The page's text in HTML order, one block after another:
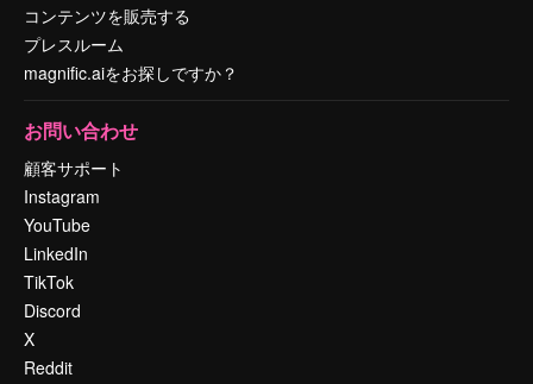
コンテンツを販売する
プレスルーム
magnific.aiをお探しですか？
お問い合わせ
顧客サポート
Instagram
YouTube
LinkedIn
TikTok
Discord
X
Reddit